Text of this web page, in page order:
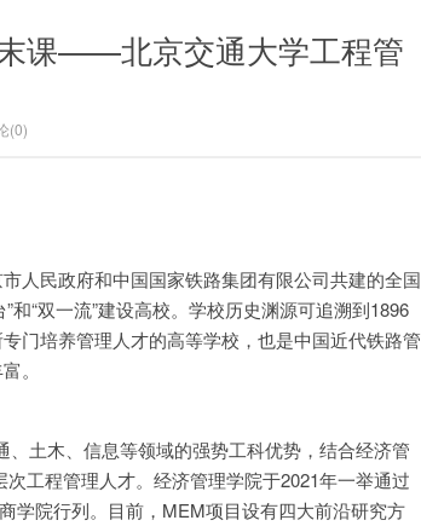
课——北京交通大学工程管
(0)
人民政府和中国国家铁路集团有限公司共建的全国
和“双一流”建设高校。学校历史渊源可追溯到1896
门培养管理人才的高等学校，也是中国近代铁路管
。
土木、信息等领域的强势工科优势，结合经济管
工程管理人才。经济管理学院于2021年一举通过
学院行列。目前，MEM项目设有四大前沿研究方